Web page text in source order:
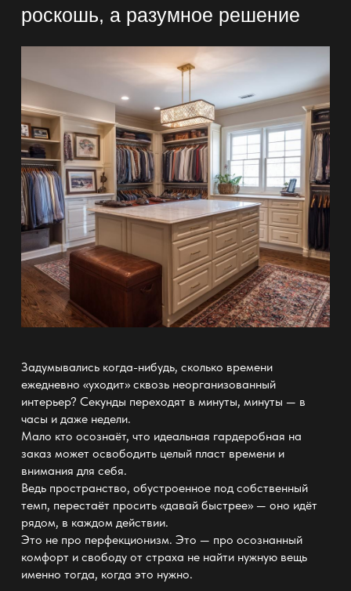
роскошь, а разумное решение
Задумывались когда-нибудь, сколько времени
ежедневно «уходит» сквозь неорганизованный
интерьер? Секунды переходят в минуты, минуты — в
часы и даже недели.
Мало кто осознаёт, что идеальная гардеробная на
заказ может освободить целый пласт времени и
внимания для себя.
Ведь пространство, обустроенное под собственный
темп, перестаёт просить «давай быстрее» — оно идёт
рядом, в каждом действии.
Это не про перфекционизм. Это — про осознанный
комфорти свободу от страха не найти нужную вещь
именно тогда, когда это нужно.